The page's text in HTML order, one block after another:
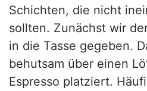
Schichten, die nicht
sollten. Zunächst wir
in die Tasse gegeben.
behutsam über einen
Espresso platziert.